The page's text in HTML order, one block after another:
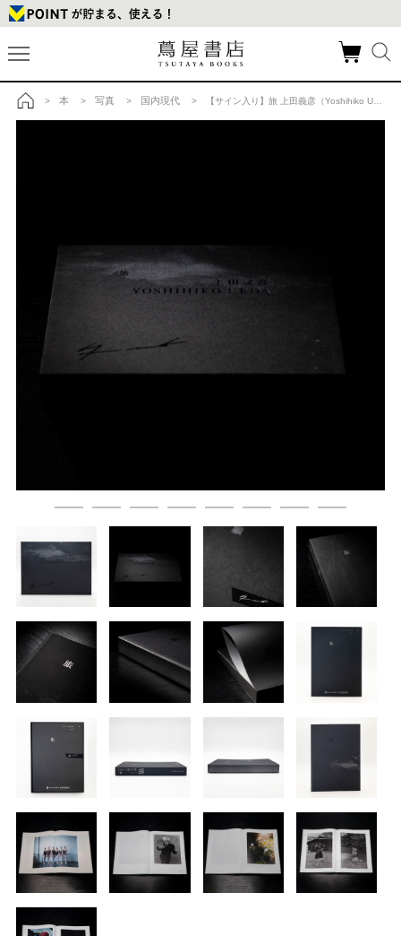
トップ
> 本 > 写真 > 国内現代 > 【サイン入り】旅 上田義彦（Yoshihiko Ueda） 写真集の商品詳細